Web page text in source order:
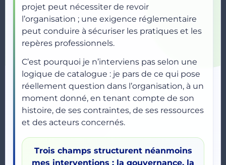
projet peut nécessiter de revoir
l’organisation ; une exigence réglementaire
peut conduire à sécuriser les pratiques et les
repères professionnels.
C’est pourquoi je n’interviens pas selon une
logique de catalogue : je pars de ce qui pose
réellement question dans l’organisation, à un
moment donné, en tenant compte de son
histoire, de ses contraintes, de ses ressources
et des acteurs concernés.
Trois champs structurent néanmoins
mes interventions : la gouvernance, la